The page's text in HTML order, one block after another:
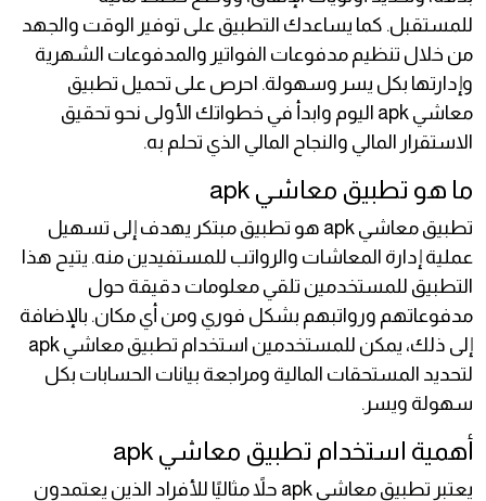
للمستقبل. كما يساعدك التطبيق على توفير الوقت والجهد
من خلال تنظيم مدفوعات الفواتير والمدفوعات الشهرية
وإدارتها بكل يسر وسهولة. احرص على تحميل تطبيق
معاشي apk اليوم وابدأ في خطواتك الأولى نحو تحقيق
الاستقرار المالي والنجاح المالي الذي تحلم به.
ما هو تطبيق معاشي apk
تطبيق معاشي apk هو تطبيق مبتكر يهدف إلى تسهيل
عملية إدارة المعاشات والرواتب للمستفيدين منه. يتيح هذا
التطبيق للمستخدمين تلقي معلومات دقيقة حول
مدفوعاتهم ورواتبهم بشكل فوري ومن أي مكان. بالإضافة
إلى ذلك، يمكن للمستخدمين استخدام تطبيق معاشي apk
لتحديد المستحقات المالية ومراجعة بيانات الحسابات بكل
سهولة ويسر.
أهمية استخدام تطبيق معاشي apk
يعتبر تطبيق معاشي apk حلاً مثاليًا للأفراد الذين يعتمدون